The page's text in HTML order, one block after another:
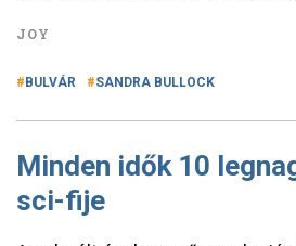
JOY
BULVÁR SANDRA BULLOCK
Minden idők 10
sci-fije